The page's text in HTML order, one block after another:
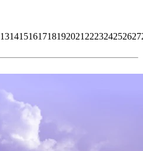
131415161718192021 222324252627